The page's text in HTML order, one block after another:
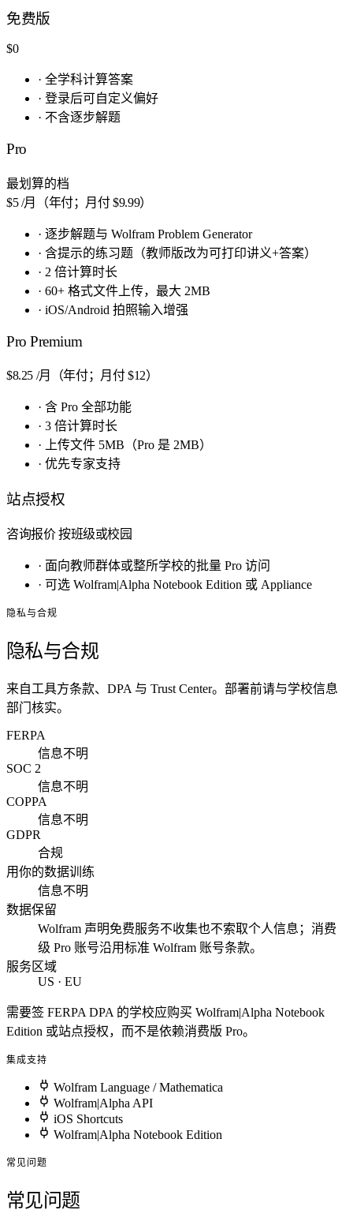
免费版
$0
· 全学科计算答案
· 登录后可自定义偏好
· 不含逐步解题
Pro
最划算的档
$5/月（年付；月付 $9.99）
· 逐步解题与 Wolfram Problem Generator
· 含提示的练习题（教师版改为可打印讲义+答案）
· 2 倍计算时长
· 60+ 格式文件上传，最大 2MB
· iOS/Android 拍照输入增强
Pro Premium
$8.25 /月（年付；月付 $12）
· 含 Pro 全部功能
· 3 倍计算时长
·
上传文件 5MB（Pro 是 2MB）
· 优先专家支持
站点授权
咨询报价按班级或校园
· 面向教师群体或整所学校的批量 Pro 访问
· 可选 Wolfram|Alpha Notebook Edition 或 Appliance
隐私与合规
隐私与合规
来自工具方条款、DPA 与 Trust Center。部署前请与学校信息
部门核实。
FERPA
信息不明
SOC 2
信息不明
COPPA
信息不明
GDPR
合规
用你的数据训练
信息不明
数据保留
Wolfram 声明免费服务不收集也不索取个人信息；消费
级 Pro 账号沿用标准 Wolfram 账号条款。
服务区域
US · EU
需要签 FERPA DPA 的学校应购买 Wolfram|Alpha Notebook
Edition 或站点授权，而不是依赖消费版 Pro。
集成支持
Wolfram Language / Mathematica
Wolfram|Alpha API
iOS Shortcuts
Wolfram|Alpha Notebook Edition
常见问题
常见问题